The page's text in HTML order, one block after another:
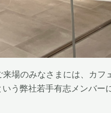
場のみなさまには、カフ
う弊社若手有志メンバー